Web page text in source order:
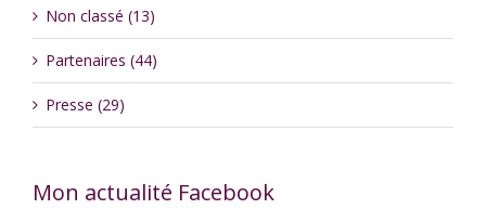
Non classé (13)
Partenaires (44)
Presse (29)
Mon actualité Facebook